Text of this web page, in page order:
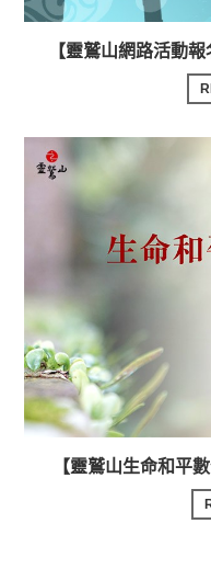
【靈鷲山網路活動
【靈鷲山生命和平